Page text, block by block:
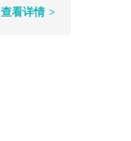
查看详情 >